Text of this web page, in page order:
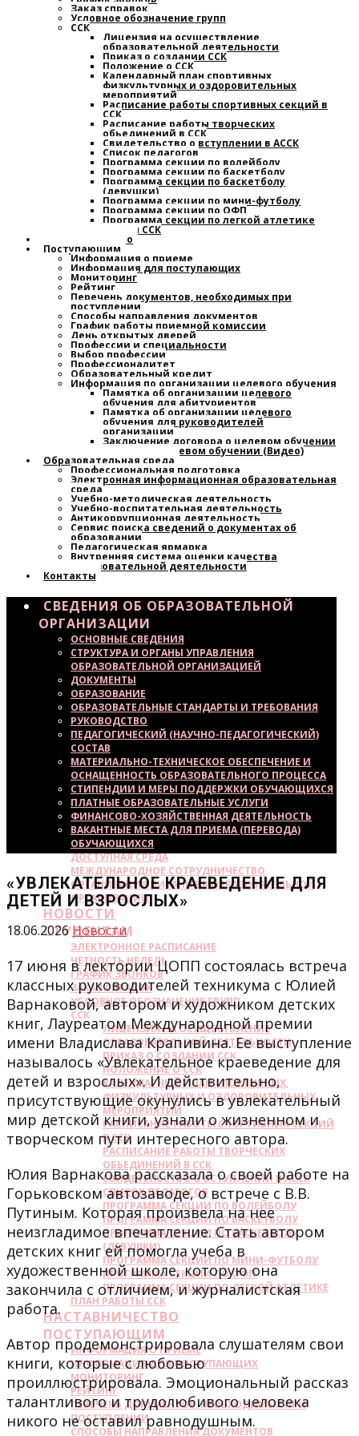
Заказ справок
Условное обозначение групп
ССК
Лицензия на осуществление
образовательной деятельности
Приказ о создании ССК
Положение о ССК
Календарный план спортивных,
физкультурных и оздоровительных
мероприятий
Расписание работы спортивных секций в
ССК
Расписание работы творческих
обьединений в ССК
Свидетельство о вступлении в АССК
Список педагогов
Программа секции по волейболу
Программа секции по баскетболу
Программа секции по баскетболу
(девушки)
Программа секции по мини-футболу
Программа секции по ОФП
Программа секции по легкой атлетике
План работы ССК
Наставничество
Поступающим
Информация о приеме
Информация для поступающих
Мониторинг
Рейтинг
Перечень документов, необходимых при
поступлении
Способы направления документов
График работы приемной комиссии
День открытых дверей
Профессии и специальности
Выбор профессии
Профессионалитет
Образовательный кредит
Информация по организации целевого обучения
Памятка об организации целевого
обучения для абитуриентов
Памятка об организации целевого
обучения для руководителей
организации
Заключение договора о целевом обучении
Узнайте о целевом обучении (Видео)
Образовательная среда
Профессиональная подготовка
Электронная информационная образовательная
среда
Учебно-методическая деятельность
Учебно-воспитательная деятельность
Антикоррупционная деятельность
Сервис поиска сведений о документах об
образовании
Педагогическая ярмарка
Внутренняя система оценки качества
образовательной деятельности
Контакты
СВЕДЕНИЯ ОБ ОБРАЗОВАТЕЛЬНОЙ
ОРГАНИЗАЦИИ
ОСНОВНЫЕ СВЕДЕНИЯ
СТРУКТУРА И ОРГАНЫ УПРАВЛЕНИЯ
ОБРАЗОВАТЕЛЬНОЙ ОРГАНИЗАЦИЕЙ
ДОКУМЕНТЫ
ОБРАЗОВАНИЕ
ОБРАЗОВАТЕЛЬНЫЕ СТАНДАРТЫ И ТРЕБОВАНИЯ
РУКОВОДСТВО
ПЕДАГОГИЧЕСКИЙ (НАУЧНО-ПЕДАГОГИЧЕСКИЙ)
СОСТАВ
МАТЕРИАЛЬНО-ТЕХНИЧЕСКОЕ ОБЕСПЕЧЕНИЕ И
ОСНАЩЕННОСТЬ ОБРАЗОВАТЕЛЬНОГО ПРОЦЕССА
СТИПЕНДИИ И МЕРЫ ПОДДЕРЖКИ ОБУЧАЮЩИХСЯ
ПЛАТНЫЕ ОБРАЗОВАТЕЛЬНЫЕ УСЛУГИ
ФИНАНСОВО-ХОЗЯЙСТВЕННАЯ ДЕЯТЕЛЬНОСТЬ
ВАКАНТНЫЕ МЕСТА ДЛЯ ПРИЕМА (ПЕРЕВОДА)
ОБУЧАЮЩИХСЯ
ДОСТУПНАЯ СРЕДА
МЕЖДУНАРОДНОЕ СОТРУДНИЧЕСТВО
ОРГАНИЗАЦИЯ ПИТАНИЯ В ОБРАЗОВАТЕЛЬНОЙ
ОРГАНИЗАЦИИ
НОВОСТИ
СТУДЕНТАМ
ЭЛЕКТРОННОЕ РАСПИСАНИЕ
ЧЕТНОСТЬ НЕДЕЛЬ
ГРАФИК ЗВОНКОВ
ЗАКАЗ СПРАВОК
УСЛОВНОЕ ОБОЗНАЧЕНИЕ ГРУПП
ССК
ЛИЦЕНЗИЯ НА ОСУЩЕСТВЛЕНИЕ
ОБРАЗОВАТЕЛЬНОЙ ДЕЯТЕЛЬНОСТИ
ПРИКАЗ О СОЗДАНИИ ССК
ПОЛОЖЕНИЕ О ССК
КАЛЕНДАРНЫЙ ПЛАН СПОРТИВНЫХ,
ФИЗКУЛЬТУРНЫХ И ОЗДОРОВИТЕЛЬНЫХ
МЕРОПРИЯТИЙ
РАСПИСАНИЕ РАБОТЫ СПОРТИВНЫХ СЕКЦИЙ
В ССК
РАСПИСАНИЕ РАБОТЫ ТВОРЧЕСКИХ
ОБЬЕДИНЕНИЙ В ССК
СВИДЕТЕЛЬСТВО О ВСТУПЛЕНИИ В АССК
СПИСОК ПЕДАГОГОВ
ПРОГРАММА СЕКЦИИ ПО ВОЛЕЙБОЛУ
ПРОГРАММА СЕКЦИИ ПО БАСКЕТБОЛУ
ПРОГРАММА СЕКЦИИ ПО БАСКЕТБОЛУ
(ДЕВУШКИ)
ПРОГРАММА СЕКЦИИ ПО МИНИ-ФУТБОЛУ
ПРОГРАММА СЕКЦИИ ПО ОФП
ПРОГРАММА СЕКЦИИ ПО ЛЕГКОЙ АТЛЕТИКЕ
ПЛАН РАБОТЫ ССК
НАСТАВНИЧЕСТВО
ПОСТУПАЮЩИМ
ИНФОРМАЦИЯ О ПРИЕМЕ
ИНФОРМАЦИЯ ДЛЯ ПОСТУПАЮЩИХ
МОНИТОРИНГ
РЕЙТИНГ
ПЕРЕЧЕНЬ ДОКУМЕНТОВ, НЕОБХОДИМЫХ ПРИ
ПОСТУПЛЕНИИ
СПОСОБЫ НАПРАВЛЕНИЯ ДОКУМЕНТОВ
«УВЛЕКАТЕЛЬНОЕ КРАЕВЕДЕНИЕ ДЛЯ
ДЕТЕЙ И ВЗРОСЛЫХ»
18.06.2026 Новости
17 июня в лектории ЦОПП состоялась встреча
классных руководителей техникума с Юлией
Варнаковой, автором и художником детских
книг, Лауреатом Международной премии
имени Владислава Крапивина. Ее выступление
называлось «Увлекательное краеведение для
детей и взрослых». И действительно,
присутствующие окунулись в увлекательный
мир детской книги, узнали о жизненном и
творческом пути интересного автора.
Юлия Варнакова рассказала о своей работе на
Горьковском автозаводе, о встрече с В.В.
Путиным. Которая произвела на нее
неизгладимое впечатление. Стать автором
детских книг ей помогла учеба в
художественной школе, которую она
закончила с отличием, и журналистская
работа.
Автор продемонстрировала слушателям свои
книги, которые с любовью
проиллюстрировала. Эмоциональный рассказ
талантливого и трудолюбивого человека
никого не оставил равнодушным.